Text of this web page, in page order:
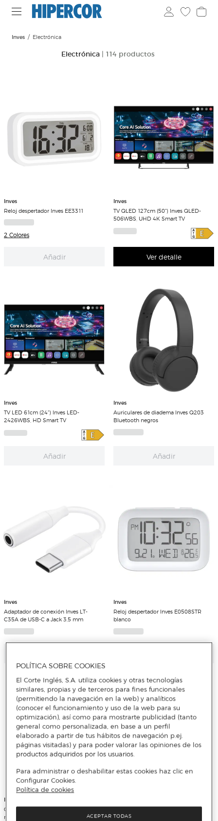
Inves Electrónica
Electrónica | 114 productos
Inves
Reloj despertador Inves EE3311
2 Colores
Añadir
Inves
TV QLED 127cm (50") Inves QLED-
506WBS, UHD 4K Smart TV
Ver detalle
Inves
TV LED 61cm (24") Inves LED-
2426WBS, HD Smart TV
Añadir
Inves
Auriculares de diadema Inves Q203
Bluetooth negros
Añadir
Inves
Adaptador de conexión Inves LT-
C35A de USB-C a Jack 3,5 mm
Inves
Reloj despertador Inves E0508STR
blanco
Inves
Cable Inves PHK-HDMI a HDMI de 1,5
metros
Mando a distancia universal Inves RM-
1729 para televisores Samsung
POLÍTICA SOBRE COOKIES
El Corte Inglés, S.A. utiliza cookies y otras tecnologías
similares, propias y de terceros para fines funcionales
(permitiendo la navegación en la web) y analíticos
(conocer el funcionamiento y uso de la web para su
optimización), así como para mostrarte publicidad (tanto
general como personalizada, en base a un perfil
elaborado a partir de tus hábitos de navegación p.ej.
páginas visitadas) y para poder valorar las opiniones de los
productos adquiridos por los usuarios.
Para administrar o deshabilitar estas cookies haz clic en
Configurar Cookies.
Política de cookies
ACEPTAR TODAS